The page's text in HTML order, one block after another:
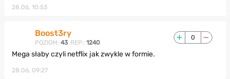
28.06, 10:53
Boost3ry
POZIOM: 43 REP.: 1240
0
Mega słaby czyli netflix jak zwykle w formie.
28.06, 09:27